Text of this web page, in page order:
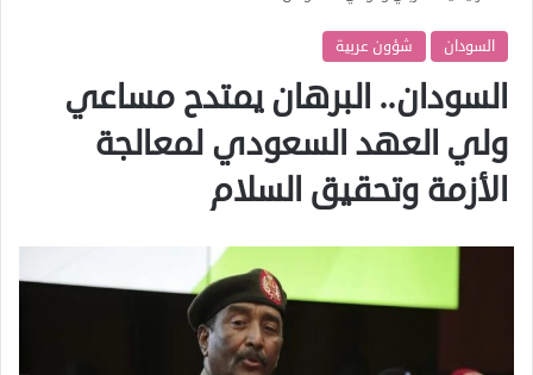
السودان شؤون عربية
السودان.. البرهان يمتدح مساعي
ولي العهد السعودي لمعالجة
الأزمة وتحقيق السلام